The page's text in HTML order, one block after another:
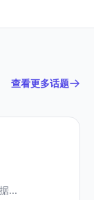
查看更多话题
...